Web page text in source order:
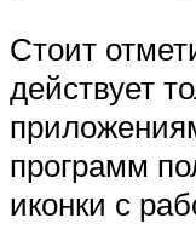
Стоит
действует
программ
иконки с